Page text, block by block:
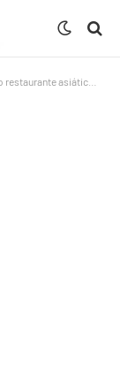
asiático en Ourense